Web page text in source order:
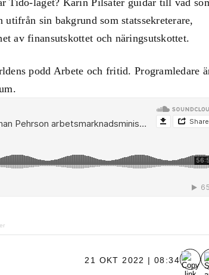
Tidö-laget? Karin Pilsäter guidar till vad
sin bakgrund som statssekreterare,
av finansutskottet och näringsutskottet.
podd Arbete och fritid. Programledare
21 OKT 2022 | 08:34